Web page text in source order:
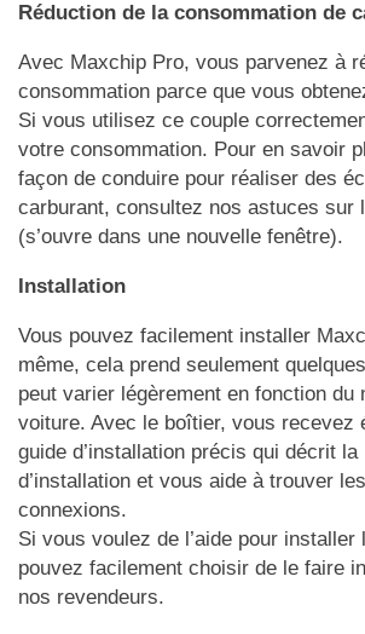
Réduction de la consommation de
Avec Maxchip Pro, vous parvenez à
consommation parce que vous
Si vous utilisez ce couple
votre consommation. Pour en savoir
façon de conduire pour réaliser des
carburant, consultez nos astuces sur
(s’ouvre dans une nouvelle fenêtre).
Installation
Vous pouvez facilement installer
même, cela prend seulement
peut varier légèrement en fonction du
voiture. Avec le boîtier, vous recevez
guide d’installation précis qui décrit la
d’installation et vous aide à trouver
connexions.
Si vous voulez de l’aide pour installer
pouvez facilement choisir de le faire
nos revendeurs.